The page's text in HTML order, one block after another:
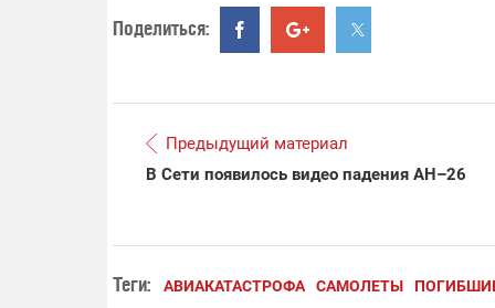
Поделиться:
Предыдущий материал
В Сети появилось видео падения АН–26
Теги: АВИАКАТАСТРОФА САМОЛЕТЫ